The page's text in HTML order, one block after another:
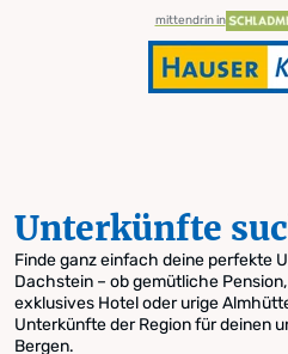
Zum Inhalt springen
Zum Inhaltsverzeichnis springen
Zur Navigation springen
Unterkünfte suchen & buchen
mittendrin in
Unterkünfte
Finde ganz einfach deine perfekte
Dachstein – ob gemütliche
exklusives Hotel oder urige
Unterkünfte der Region für deinen
Bergen.